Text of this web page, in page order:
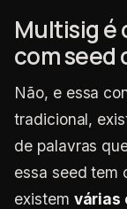
Multisig é
com seed
Não, e essa
tradicional,
de palavras
essa seed tem
existem várias